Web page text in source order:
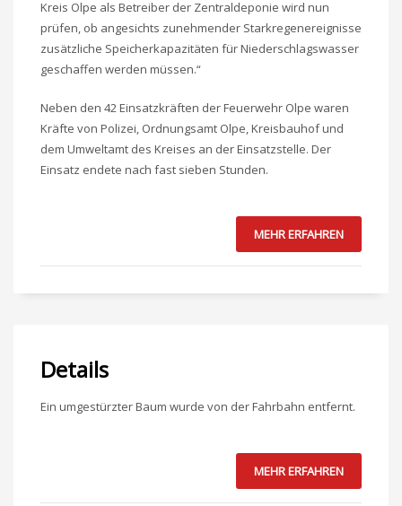
Kreis Olpe als Betreiber der Zentraldeponie wird nun
prüfen, ob angesichts zunehmender Starkregenereignisse
zusätzliche Speicherkapazitäten für Niederschlagswasser
geschaffen werden müssen.“
Neben den 42 Einsatzkräften der Feuerwehr Olpe waren
Kräfte von Polizei, Ordnungsamt Olpe, Kreisbauhof und
dem Umweltamt des Kreises an der Einsatzstelle. Der
Einsatz endete nach fast sieben Stunden.
MEHR ERFAHREN
Details
Ein umgestürzter Baum wurde von der Fahrbahn entfernt.
MEHR ERFAHREN